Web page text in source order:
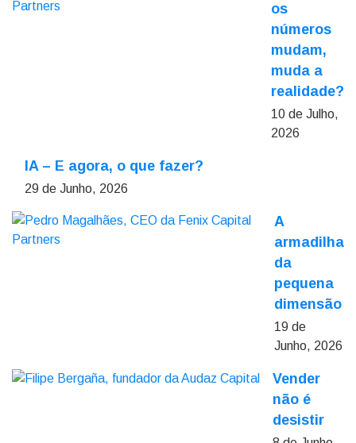
os
números
mudam,
muda a
realidade?
10 de Julho,
2026
IA – E agora, o que fazer?
29 de Junho, 2026
A
armadilha
da
pequena
dimensão
19 de
Junho, 2026
Vender
não é
desistir